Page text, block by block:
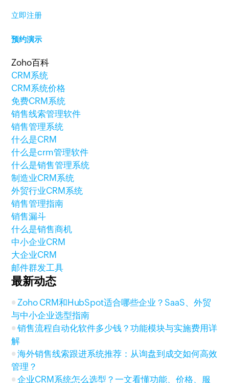
立即注册
预约演示
Zoho百科
CRM系统
CRM系统价格
免费CRM系统
销售线索管理软件
销售管理系统
什么是CRM
什么是crm管理软件
什么是销售管理系统
制造业CRM系统
外贸行业CRM系统
销售管理指南
销售漏斗
什么是销售商机
中小企业CRM
大企业CRM
邮件群发工具
最新动态
Zoho CRM和HubSpot适合哪些企业？SaaS、外贸
与中小企业选型指南
销售流程自动化软件多少钱？功能模块与实施费用详
解
海外销售线索跟进系统推荐：从询盘到成交如何高效
管理？
企业CRM系统怎么选型？一文看懂功能、价格、服